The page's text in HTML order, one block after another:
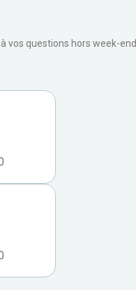
vos questions hors week-end